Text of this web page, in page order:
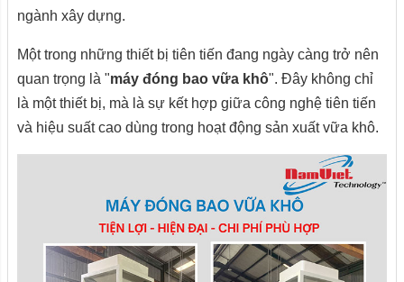
ngành xây dựng.
Một trong những thiết bị tiên tiến đang ngày càng trở nên
quan trọng là "máy đóng bao vữa khô". Đây không chỉ
là một thiết bị, mà là sự kết hợp giữa công nghệ tiên tiến
và hiệu suất cao dùng trong hoạt động sản xuất vữa khô.